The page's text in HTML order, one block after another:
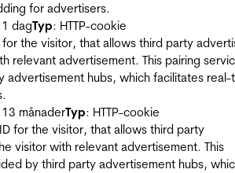
for advertisers.
dagTyp: HTTP-cookie
for the visitor, that allows third party
relevant advertisement. This pairing
advertisement hubs, which facilitates real-
månaderTyp: HTTP-cookie
for the visitor, that allows third party
visitor with relevant advertisement. This
by third party advertisement hubs,